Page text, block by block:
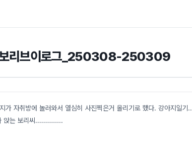
리브이로그_250308-250309
가 자취방에 놀러와서 열심히 사진찍은거 올리기로 했다. 강아지일
앉는 보리씨..............